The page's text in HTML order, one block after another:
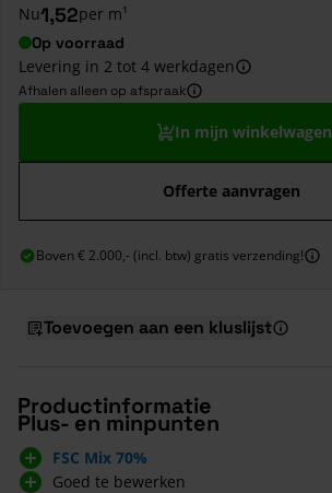
Nu1,52per m¹
Op voorraad
Levering in 2 tot 4 werkdagen
Afhalen alleen op afspraak
In mijn winkelwagen
Offerte aanvragen
Boven € 2.000,- (incl. btw) gratis verzending!
Toevoegen aan een kluslijst
Productinformatie
Plus- en minpunten
FSC Mix 70%
Goed te bewerken